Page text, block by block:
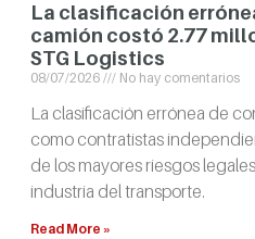
La clasificación
camión costó 2.77
STG Logistics
08/07/2026 No hay comentarios
La clasificación errónea de
como contratistas
de los mayores riesgos
industria del transporte.
Read More »